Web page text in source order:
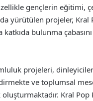
gençlerin eğitimi,
yürütülen projeler, Kral
bulunma çabasını
projeleri,
ve toplumsal
oluşturmaktadır. Kral Pop